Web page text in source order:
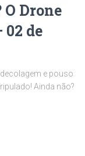
O Drone
de
e pouso
Ainda não?